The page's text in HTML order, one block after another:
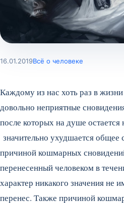
16.01.2019Всё о человеке
Каждому из нас хоть раз в
довольно неприятные
после которых на душе
значительно ухудшается
причиной кошмарных
перенесенный человеком в
характер никакого значения не
перенес. Также причиной